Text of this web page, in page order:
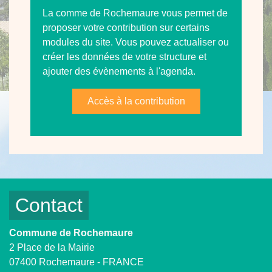
La comme de Rochemaure vous permet de
proposer votre contribution sur certains
modules du site. Vous pouvez actualiser ou
créer les données de votre structure et
ajouter des évènements à l'agenda.
Accès à la contribution
Contact
Commune de Rochemaure
2 Place de la Mairie
07400 Rochemaure - FRANCE